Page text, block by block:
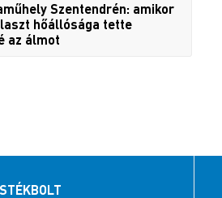
Szentendrén: amikor
hőállósága tette
az álmot